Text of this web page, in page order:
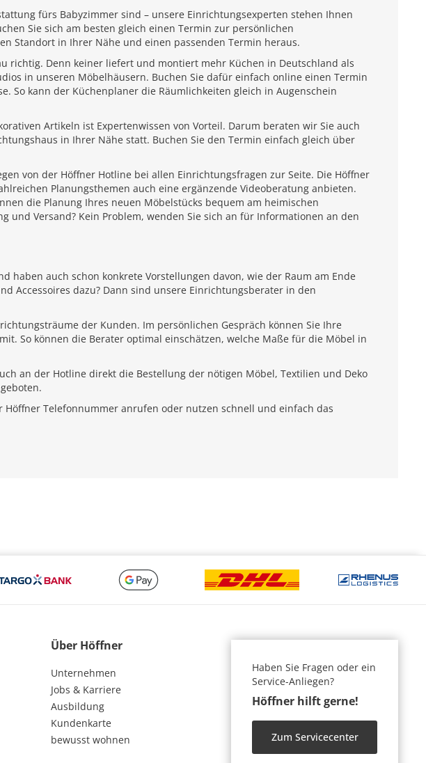
fürs Babyzimmer sind – unsere Einrichtungsexperten stehen Ihnen
Sie sich am besten gleich einen Termin zur persönlichen
Standort in Ihrer Nähe und einen passenden Termin heraus.
richtig. Denn keiner liefert und montiert mehr Küchen in Deutschland als
in unseren Möbelhäusern. Buchen Sie dafür einfach online einen Termin
So kann der Küchenplaner die Räumlichkeiten gleich in Augenschein
Artikeln ist Expertenwissen von Vorteil. Darum beraten wir Sie auch
in Ihrer Nähe statt. Buchen Sie den Termin einfach gleich über
von der Höffner Hotline bei allen Einrichtungsfragen zur Seite. Die Höffner
Planungsthemen auch eine ergänzende Videoberatung anbieten.
die Planung Ihres neuen Möbelstücks bequem am heimischen
und Versand? Kein Problem, wenden Sie sich an für Informationen an den
haben auch schon konkrete Vorstellungen davon, wie der Raum am Ende
Accessoires dazu? Dann sind unsere Einrichtungsberater in den
der Kunden. Im persönlichen Gespräch können Sie Ihre
So können die Berater optimal einschätzen, welche Maße für die Möbel in
an der Hotline direkt die Bestellung der nötigen Möbel, Textilien und Deko
Telefonnummer anrufen oder nutzen schnell und einfach das
Über Höffner
Unternehmen
Jobs & Karriere
Ausbildung
Kundenkarte
bewusst wohnen
Haben Sie Fragen oder ein
Service-Anliegen?
Höffner hilft gerne!
Zum Servicecenter